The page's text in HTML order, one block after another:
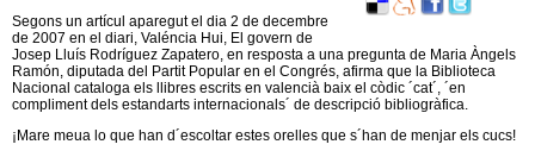
Segons un artícul aparegut el dia 2 de decembre
de 2007 en el diari, Valéncia Hui, El govern de
Josep Lluís Rodríguez Zapatero, en resposta a una pregunta de Maria Àngels
Ramón, diputada del Partit Popular en el Congrés, afirma que la Biblioteca
Nacional cataloga els llibres escrits en valencià baix el còdic ´cat´, ´en
compliment dels estandarts internacionals´ de descripció bibliogràfica.
¡Mare meua lo que han d´escoltar estes orelles que s´han de menjar els cucs!